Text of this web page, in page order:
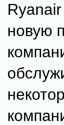
новую